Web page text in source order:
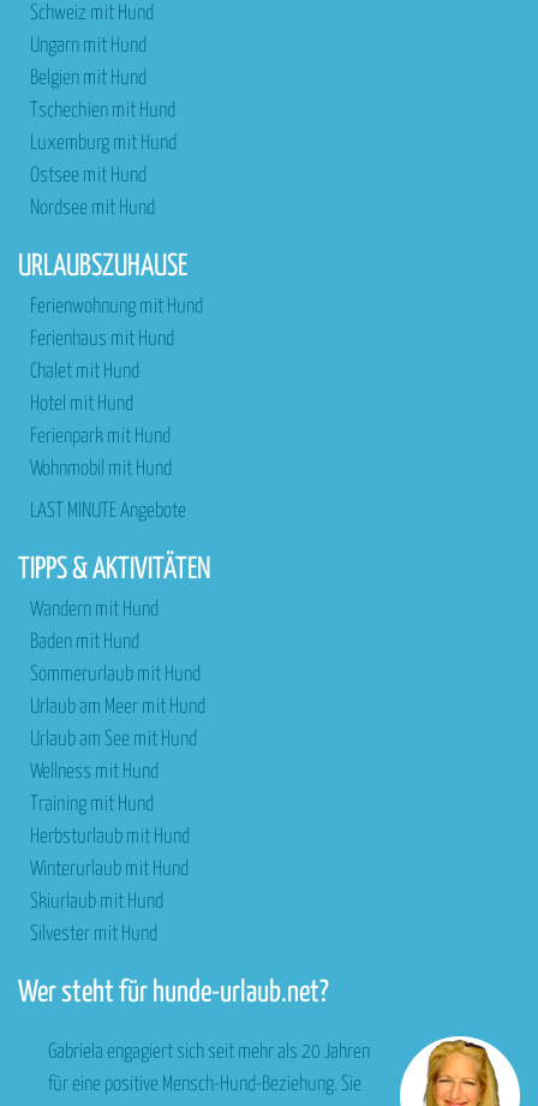
Schweiz mit Hund
Ungarn mit Hund
Belgien mit Hund
Tschechien mit Hund
Luxemburg mit Hund
Ostsee mit Hund
Nordsee mit Hund
URLAUBSZUHAUSE
Ferienwohnung mit Hund
Ferienhaus mit Hund
Chalet mit Hund
Hotel mit Hund
Ferienpark mit Hund
Wohnmobil mit Hund
LAST MINUTE Angebote
TIPPS & AKTIVITÄTEN
Wandern mit Hund
Baden mit Hund
Sommerurlaub mit Hund
Urlaub am Meer mit Hund
Urlaub am See mit Hund
Wellness mit Hund
Training mit Hund
Herbsturlaub mit Hund
Winterurlaub mit Hund
Skiurlaub mit Hund
Silvester mit Hund
Wer steht für hunde-urlaub.net?
Gabriela engagiert sich seit mehr als 20 Jahren
für eine positive Mensch-Hund-Beziehung. Sie